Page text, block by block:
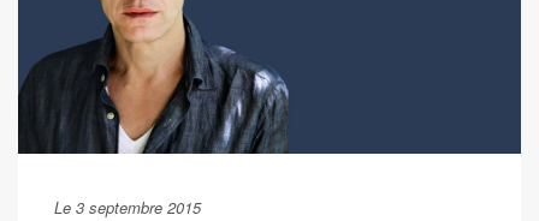
Le 3 septembre 2015